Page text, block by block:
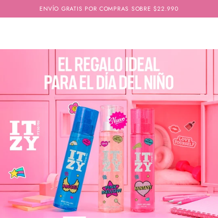
CONTENIDOENVÍO GRATIS POR COMPRAS SOBRE $22.990